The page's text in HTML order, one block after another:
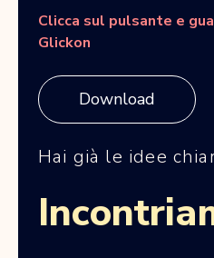
Clicca sul pulsante e
Glickon
Download
Hai già le idee